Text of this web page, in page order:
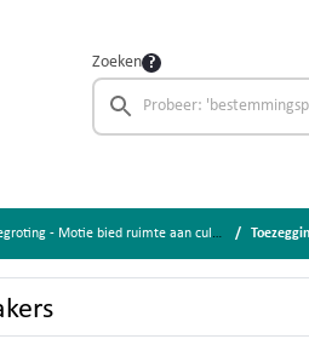
Zoeken
- Motie bied ruimte aan cultuurmakers